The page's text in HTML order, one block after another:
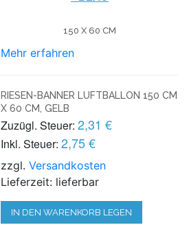
150 X 60 CM
Mehr erfahren
RIESEN-BANNER LUFTBALLON 150 CM
X 60 CM, GELB
Zuzügl. Steuer: 2,31 €
Inkl. Steuer: 2,75 €
zzgl.Versandkosten
Lieferzeit: lieferbar
IN DEN WARENKORB LEGEN